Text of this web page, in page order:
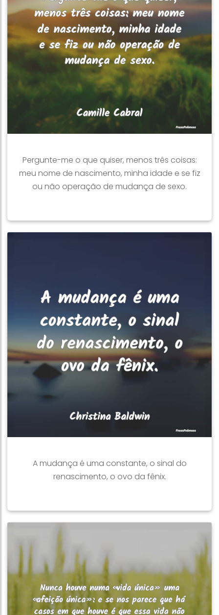
Pergunte-me o que quiser, menos três coisas:
meu nome de nascimento, minha idade e se fiz
ou não operação de mudança de sexo.
A mudança é uma constante, o sinal do
renascimento, o ovo da fênix.